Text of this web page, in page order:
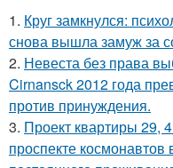
1. Круг замкнулся:
снова вышла замуж за
2. Невеста без права
Cirnansck 2012 года
против принуждения.
3. Проект квартиры 29,
проспекте космонавтов